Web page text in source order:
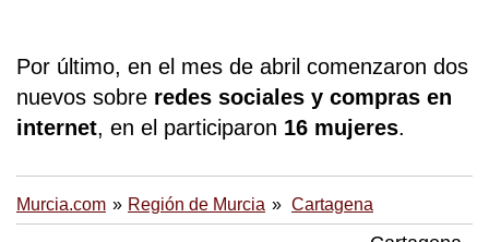
Por último, en el mes de abril comenzaron dos
nuevos sobre redes sociales y compras en
internet, en el participaron 16 mujeres.
Murcia.com Región de Murcia Cartagena